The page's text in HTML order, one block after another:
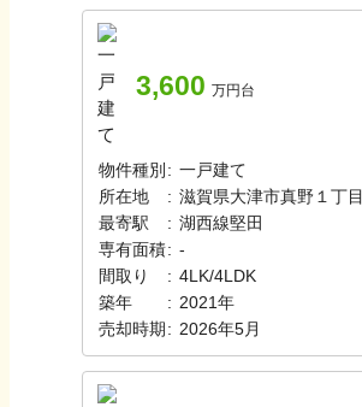
3,600 万円台
物件種別 : 一戸建て
所在地
: 滋賀県大津市真野１丁目
最寄駅
: 湖西線堅田
専有面積: -
間取り
: 4LK/4LDK
築年
: 2021年
売却時期 : 2026年5月